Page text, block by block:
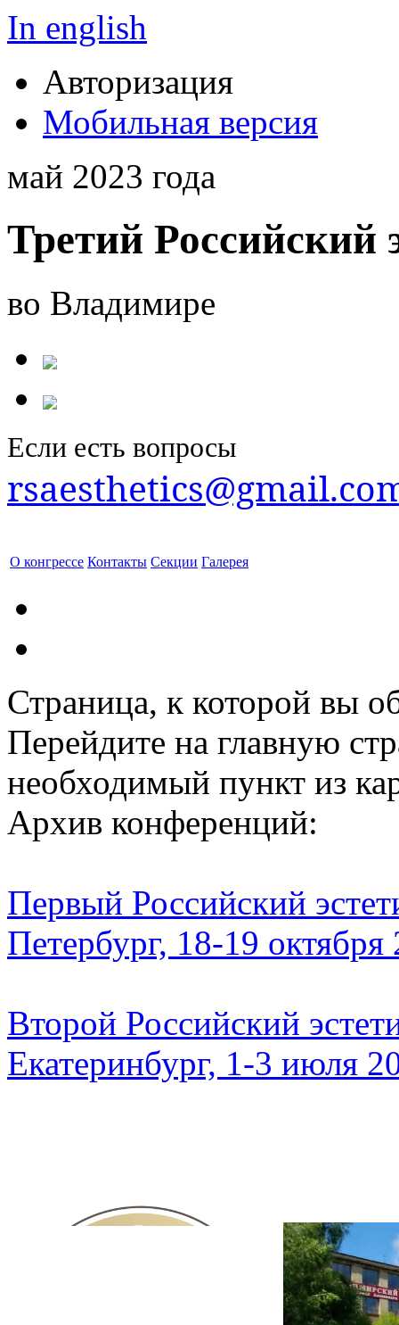
In english
Авторизация
Мобильная версия
май 2023 года
Третий Российский
во Владимире
Если есть вопросы
О конгрессе Контакты Секции Галерея
Страница, к которой вы
Перейдите на главную
необходимый пункт из
Архив конференций:
Первый Российский
Петербург, 18-19 октября
Второй Российский
Екатеринбург, 1-3 июля